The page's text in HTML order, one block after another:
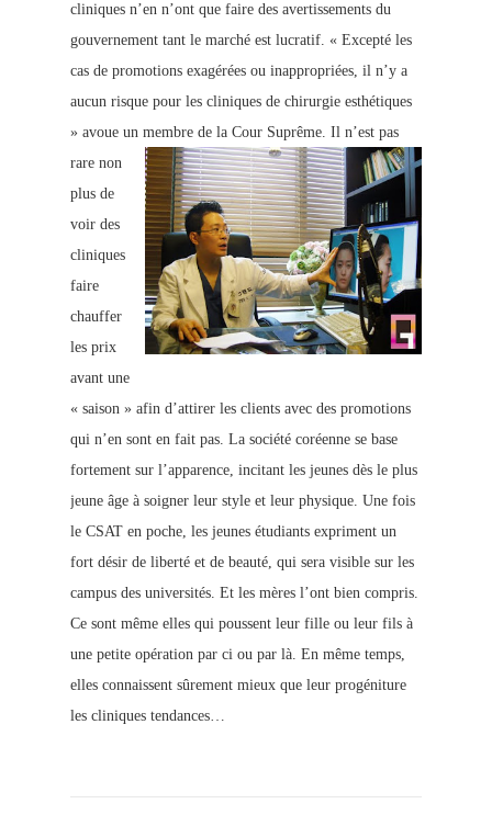
cliniques n’en n’ont que faire des avertissements du
gouvernement tant le marché est lucratif. « Excepté les
cas de promotions exagérées ou inappropriées, il n’y a
aucun risque pour les cliniques de chirurgie esthétiques
» avoue un membre de la Cour Suprême. Il n’est pas
rare non
plus de
voir des
cliniques
faire
chauffer
les prix
avant une
« saison » afin d’attirer les clients avec des promotions
qui n’en sont en fait pas. La société coréenne se base
fortement sur l’apparence, incitant les jeunes dès le plus
jeune âge à soigner leur style et leur physique. Une fois
le CSAT en poche, les jeunes étudiants expriment un
fort désir de liberté et de beauté, qui sera visible sur les
campus des universités. Et les mères l’ont bien compris.
Ce sont même elles qui poussent leur fille ou leur fils à
une petite opération par ci ou par là. En même temps,
elles connaissent sûrement mieux que leur progéniture
les cliniques tendances…